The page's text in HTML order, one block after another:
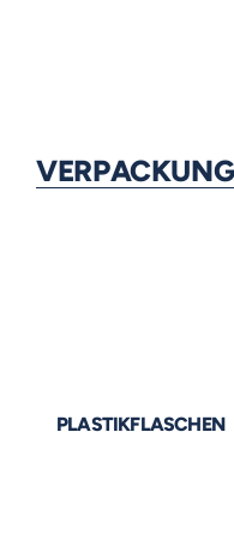
PLASTIKFLASCHEN